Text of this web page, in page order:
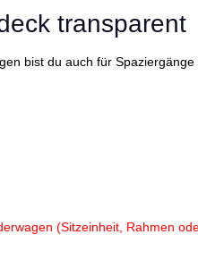
transparent
bist du auch für
(Sitzeinheit, Rahmen